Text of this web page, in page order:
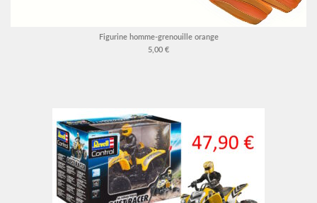
Figurine homme-grenouille orange
5,00 €